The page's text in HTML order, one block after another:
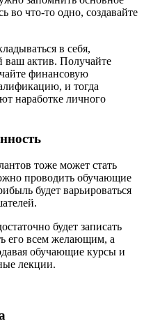
во что-то одно, создавайте
в себя,
ваш актив. Получайте
финансовую
и тогда
наработке личного
тоже может стать
проводить обучающие
будет варьироваться
будет записать
его всем желающим, а
обучающие курсы и
лекции.